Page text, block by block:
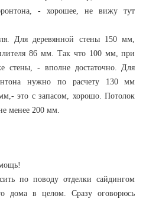
- хорошее, не вижу тут
Для деревянной стены 150 мм,
86 мм. Так что 100 мм, при
стены, - вполне достаточно. Для
нужно по расчету 130 мм
это с запасом, хорошо. Потолок
менее 200 мм.
по поводу отделки сайдингом
дома в целом. Сразу оговорюсь